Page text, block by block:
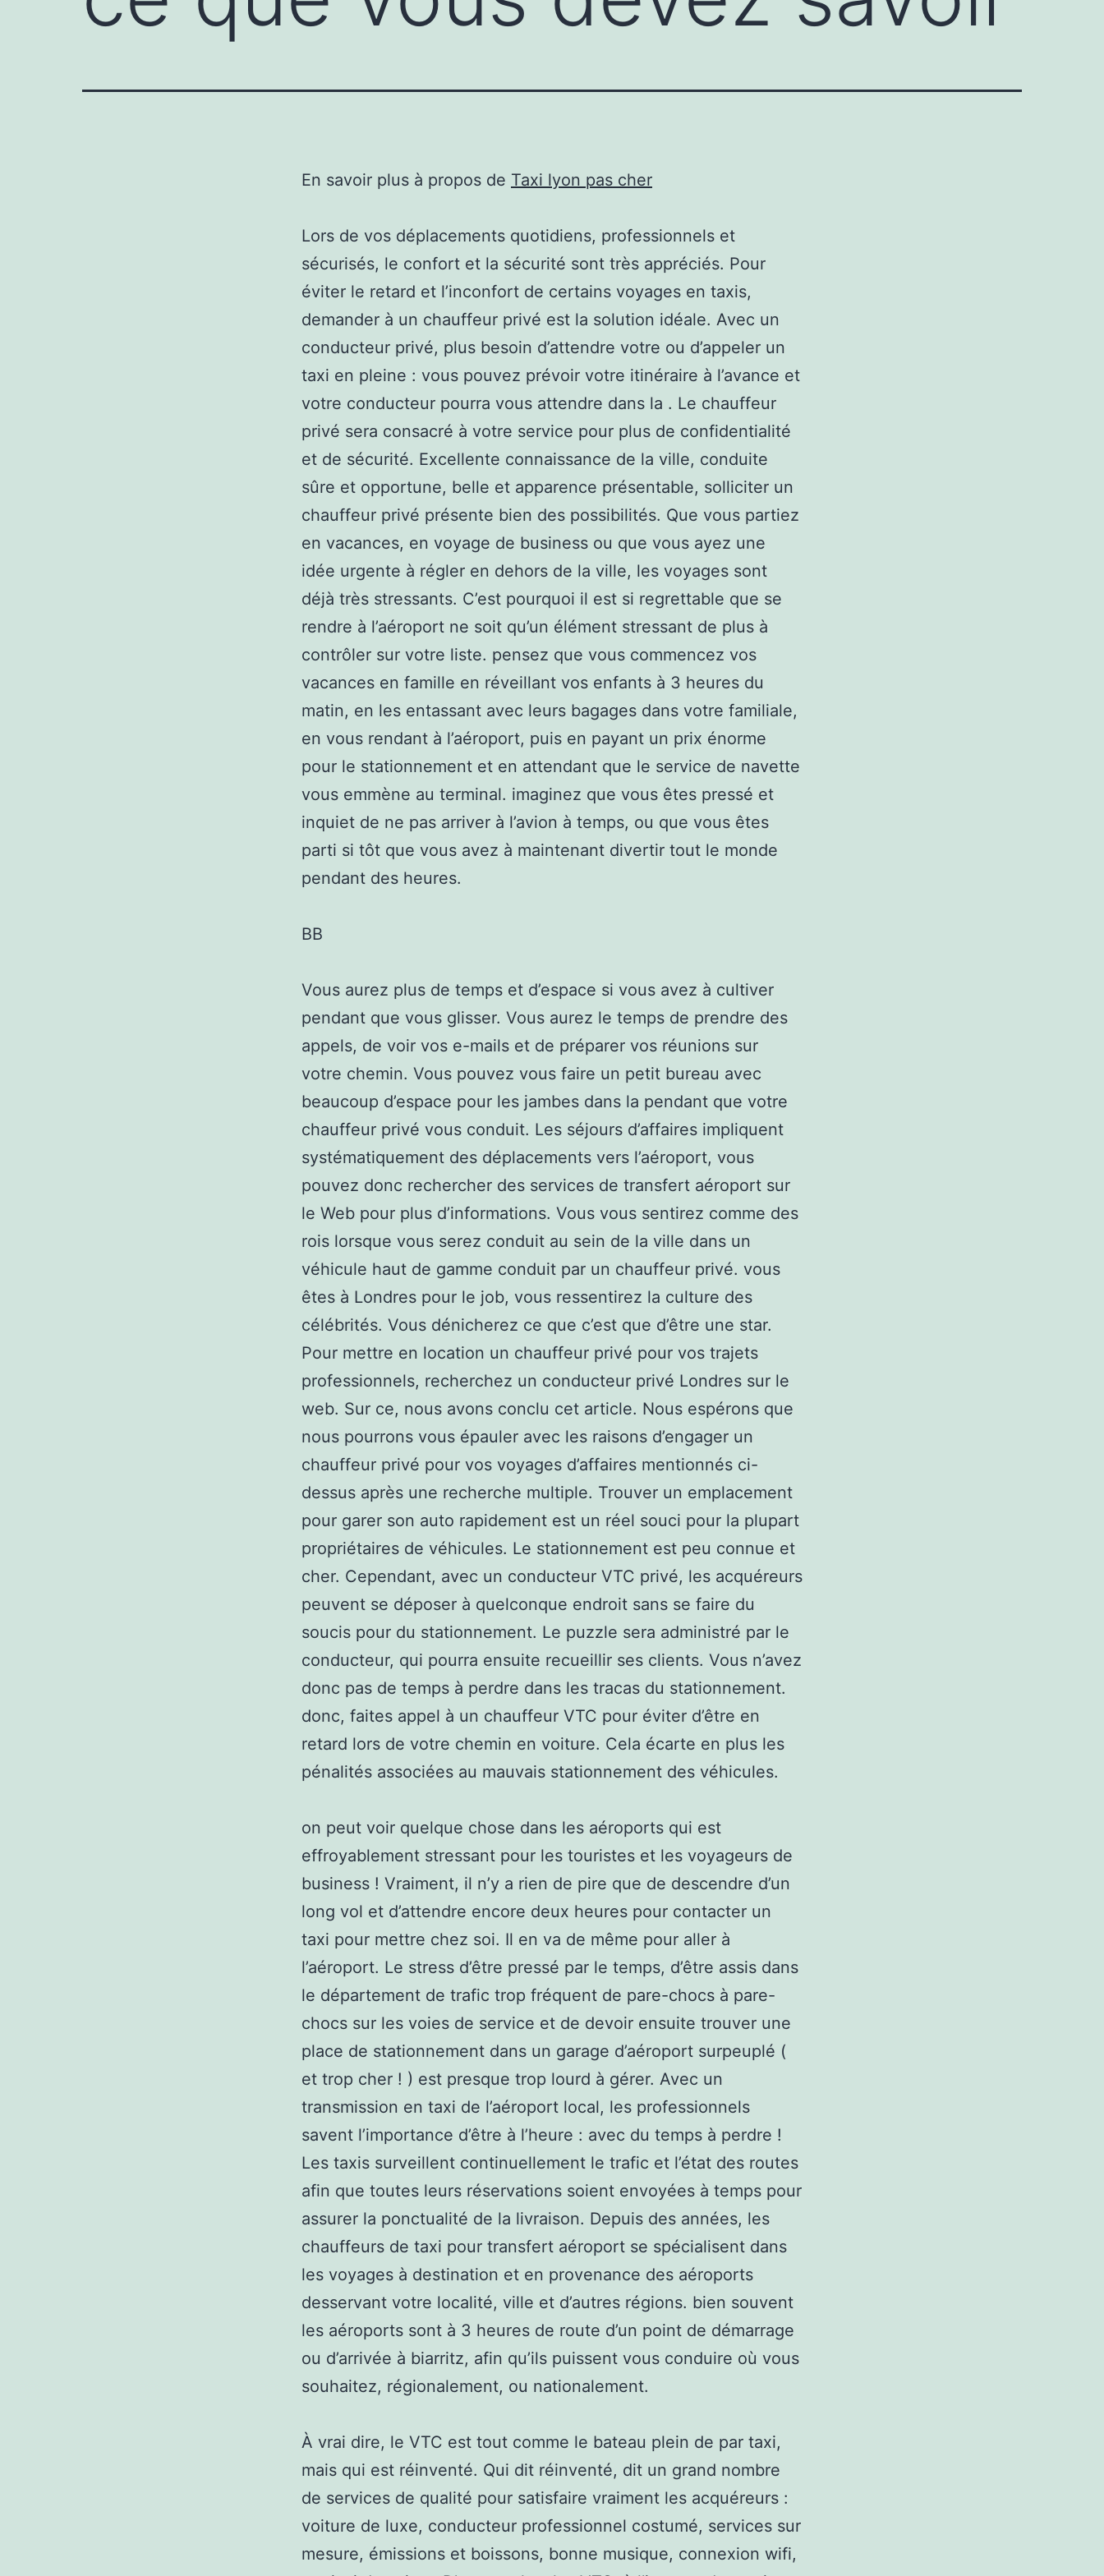
En savoir plus à propos de Taxi lyon pas cher
Lors de vos déplacements quotidiens, professionnels et
sécurisés, le confort et la sécurité sont très appréciés. Pour
éviter le retard et l’inconfort de certains voyages en taxis,
demander à un chauffeur privé est la solution idéale. Avec un
conducteur privé, plus besoin d’attendre votre ou d’appeler un
taxi en pleine : vous pouvez prévoir votre itinéraire à l’avance et
votre conducteur pourra vous attendre dans la . Le chauffeur
privé sera consacré à votre service pour plus de confidentialité
et de sécurité. Excellente connaissance de la ville, conduite
sûre et opportune, belle et apparence présentable, solliciter un
chauffeur privé présente bien des possibilités. Que vous partiez
en vacances, en voyage de business ou que vous ayez une
idée urgente à régler en dehors de la ville, les voyages sont
déjà très stressants. C’est pourquoi il est si regrettable que se
rendre à l’aéroport ne soit qu’un élément stressant de plus à
contrôler sur votre liste. pensez que vous commencez vos
vacances en famille en réveillant vos enfants à 3 heures du
matin, en les entassant avec leurs bagages dans votre familiale,
en vous rendant à l’aéroport, puis en payant un prix énorme
pour le stationnement et en attendant que le service de navette
vous emmène au terminal. imaginez que vous êtes pressé et
inquiet de ne pas arriver à l’avion à temps, ou que vous êtes
parti si tôt que vous avez à maintenant divertir tout le monde
pendant des heures.
BB
Vous aurez plus de temps et d’espace si vous avez à cultiver
pendant que vous glisser. Vous aurez le temps de prendre des
appels, de voir vos e-mails et de préparer vos réunions sur
votre chemin. Vous pouvez vous faire un petit bureau avec
beaucoup d’espace pour les jambes dans la pendant que votre
chauffeur privé vous conduit. Les séjours d’affaires impliquent
systématiquement des déplacements vers l’aéroport, vous
pouvez donc rechercher des services de transfert aéroport sur
le Web pour plus d’informations. Vous vous sentirez comme des
rois lorsque vous serez conduit au sein de la ville dans un
véhicule haut de gamme conduit par un chauffeur privé. vous
êtes à Londres pour le job, vous ressentirez la culture des
célébrités. Vous dénicherez ce que c’est que d’être une star.
Pour mettre en location un chauffeur privé pour vos trajets
professionnels, recherchez un conducteur privé Londres sur le
web. Sur ce, nous avons conclu cet article. Nous espérons que
nous pourrons vous épauler avec les raisons d’engager un
chauffeur privé pour vos voyages d’affaires mentionnés ci-
dessus après une recherche multiple. Trouver un emplacement
pour garer son auto rapidement est un réel souci pour la plupart
propriétaires de véhicules. Le stationnement est peu connue et
cher. Cependant, avec un conducteur VTC privé, les acquéreurs
peuvent se déposer à quelconque endroit sans se faire du
soucis pour du stationnement. Le puzzle sera administré par le
conducteur, qui pourra ensuite recueillir ses clients. Vous n’avez
donc pas de temps à perdre dans les tracas du stationnement.
donc, faites appel à un chauffeur VTC pour éviter d’être en
retard lors de votre chemin en voiture. Cela écarte en plus les
pénalités associées au mauvais stationnement des véhicules.
on peut voir quelque chose dans les aéroports qui est
effroyablement stressant pour les touristes et les voyageurs de
business ! Vraiment, il n’y a rien de pire que de descendre d’un
long vol et d’attendre encore deux heures pour contacter un
taxi pour mettre chez soi. Il en va de même pour aller à
l’aéroport. Le stress d’être pressé par le temps, d’être assis dans
le département de trafic trop fréquent de pare-chocs à pare-
chocs sur les voies de service et de devoir ensuite trouver une
place de stationnement dans un garage d’aéroport surpeuplé (
et trop cher ! ) est presque trop lourd à gérer. Avec un
transmission en taxi de l’aéroport local, les professionnels
savent l’importance d’être à l’heure : avec du temps à perdre !
Les taxis surveillent continuellement le trafic et l’état des routes
afin que toutes leurs réservations soient envoyées à temps pour
assurer la ponctualité de la livraison. Depuis des années, les
chauffeurs de taxi pour transfert aéroport se spécialisent dans
les voyages à destination et en provenance des aéroports
desservant votre localité, ville et d’autres régions. bien souvent
les aéroports sont à 3 heures de route d’un point de démarrage
ou d’arrivée à biarritz, afin qu’ils puissent vous conduire où vous
souhaitez, régionalement, ou nationalement.
À vrai dire, le VTC est tout comme le bateau plein de par taxi,
mais qui est réinventé. Qui dit réinventé, dit un grand nombre
de services de qualité pour satisfaire vraiment les acquéreurs :
voiture de luxe, conducteur professionnel costumé, services sur
mesure, émissions et boissons, bonne musique, connexion wifi,